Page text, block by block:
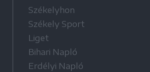
Székelyhon
Székely Sport
Liget
Bihari Napló
Erdélyi Napló